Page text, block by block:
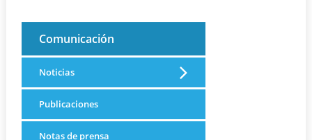
Comunicación
Noticias
Publicaciones
Notas de prensa